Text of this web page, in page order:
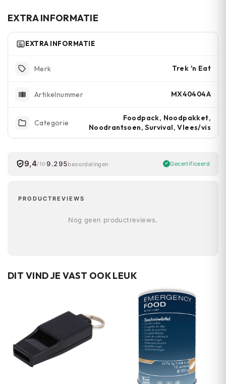
zonder koeling of speciale opslag.
EXTRA INFORMATIE
EXTRA INFORMATIE
Merk Trek 'n Eat
Artikelnummer MX40404A
Categorie
Foodpack, Noodpakket,
Noodrantsoen, Survival, Vlees/vis
9,4/10 9.295beoordelingen Gecertificeerd
PRODUCTREVIEWS
Nog geen productreviews.
DIT VIND JE VAST OOK LEUK